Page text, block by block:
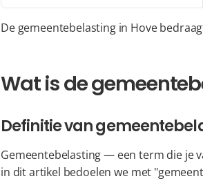
De gemeentebelasting in Hove
Wat is de
Definitie van
Gemeentebelasting — een term die je